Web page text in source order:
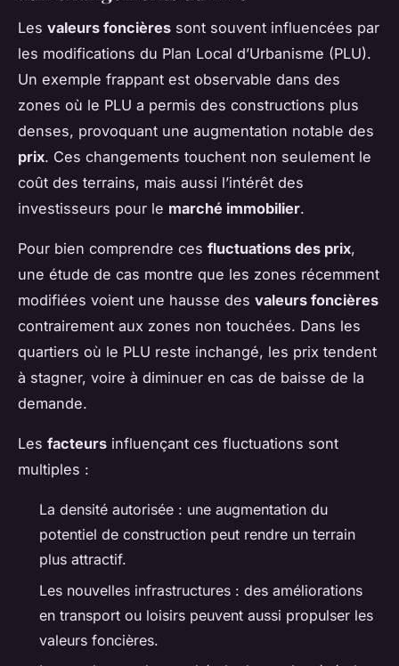
Les valeurs foncières sont souvent influencées par
les modifications du Plan Local d’Urbanisme (PLU).
Un exemple frappant est observable dans des
zones où le PLU a permis des constructions plus
denses, provoquant une augmentation notable des
prix. Ces changements touchent non seulement le
coût des terrains, mais aussi l’intérêt des
investisseurs pour le marché immobilier.
Pour bien comprendre ces fluctuations des prix,
une étude de cas montre que les zones récemment
modifiées voient une hausse des valeurs foncières
contrairement aux zones non touchées. Dans les
quartiers où le PLU reste inchangé, les prix tendent
à stagner, voire à diminuer en cas de baisse de la
demande.
Les facteurs influençant ces fluctuations sont
multiples :
La densité autorisée : une augmentation du
potentiel de construction peut rendre un terrain
plus attractif.
Les nouvelles infrastructures : des améliorations
en transport ou loisirs peuvent aussi propulser les
valeurs foncières.